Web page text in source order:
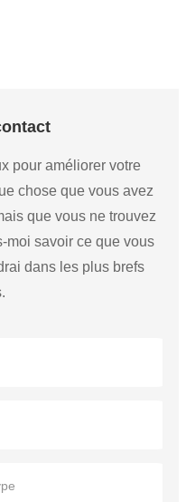
pour améliorer votre
chose que vous avez
que vous ne trouvez
moi savoir ce que vous
dans les plus brefs